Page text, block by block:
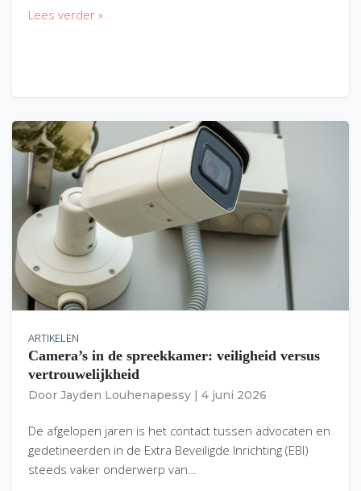
Lees verder »
ARTIKELEN
Camera’s in de spreekkamer: veiligheid versus
vertrouwelijkheid
Door Jayden Louhenapessy 4 juni 2026
De afgelopen jaren is het contact tussen advocaten en
gedetineerden in de Extra Beveiligde Inrichting (EBI)
steeds vaker onderwerp van…